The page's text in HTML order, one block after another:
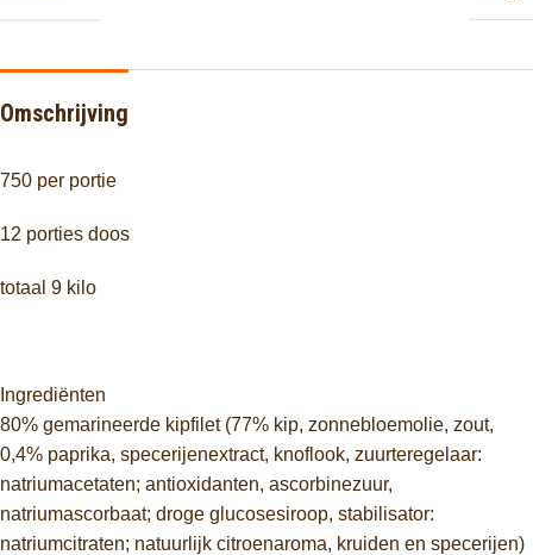
Omschrijving
750 per portie
12 porties doos
totaal 9 kilo
Ingrediënten
80% gemarineerde kipfilet (77% kip, zonnebloemolie, zout,
0,4% paprika, specerijenextract, knoflook, zuurteregelaar:
natriumacetaten; antioxidanten, ascorbinezuur,
natriumascorbaat; droge glucosesiroop, stabilisator:
natriumcitraten; natuurlijk citroenaroma, kruiden en specerijen)